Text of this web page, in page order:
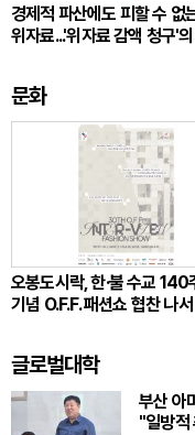
경제적 파산에도 피할 수 없
위자료...'위자료 감액 청구'
문화
오봉도시락, 한·불 수교 140
기념 O.F.F. 패션쇼 협찬 나서
글로벌대학
부산 아
"일방적